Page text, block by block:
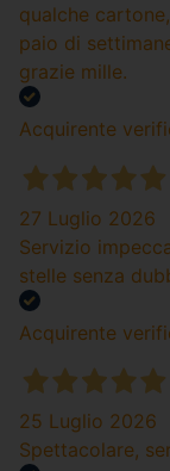
qualche
paio di
grazie mille.
Acquirente
27 Luglio 2026
Servizio
stelle senza
Acquirente
25 Luglio 2026
Spettacolare,